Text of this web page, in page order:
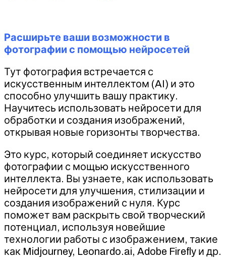
Расширьте ваши возможности в
фотографии с помощью нейросетей
Тут фотография встречается с
искусственным интеллектом (AI) и это
способно улучшить вашу практику.
Научитесь использовать нейросети для
обработки и создания изображений,
открывая новые горизонты творчества.
Это курс, который соединяет искусство
фотографии с мощью искусственного
интеллекта. Вы узнаете, как использовать
нейросети для улучшения, стилизации и
создания изображений с нуля. Курс
поможет вам раскрыть свой творческий
потенциал, используя новейшие
технологии работы с изображением, такие
как Midjourney, Leonardo.ai, Adobe Firefly и др.